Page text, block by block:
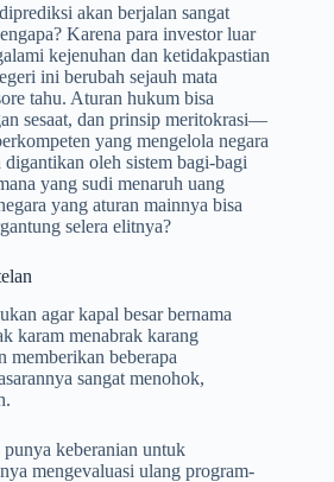
akan berjalan sangat
Karena para investor luar
kejenuhan dan ketidakpastian
ini berubah sejauh mata
tahu. Aturan hukum bisa
sesaat, dan prinsip meritokrasi—
yang mengelola negara
oleh sistem bagi-bagi
yang sudi menaruh uang
yang aturan mainnya bisa
selera elitnya?
agar kapal besar bernama
karam menabrak karang
memberikan beberapa
sangat menohok,
punya keberanian untuk
mengevaluasi ulang program-